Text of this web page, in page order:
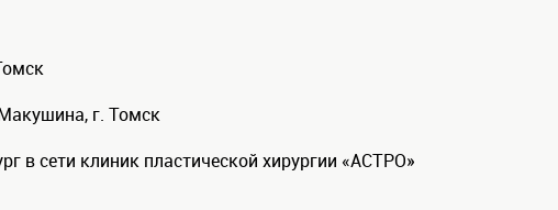
г. Томск
в сети клиник пластической хирургии «АСТРО»